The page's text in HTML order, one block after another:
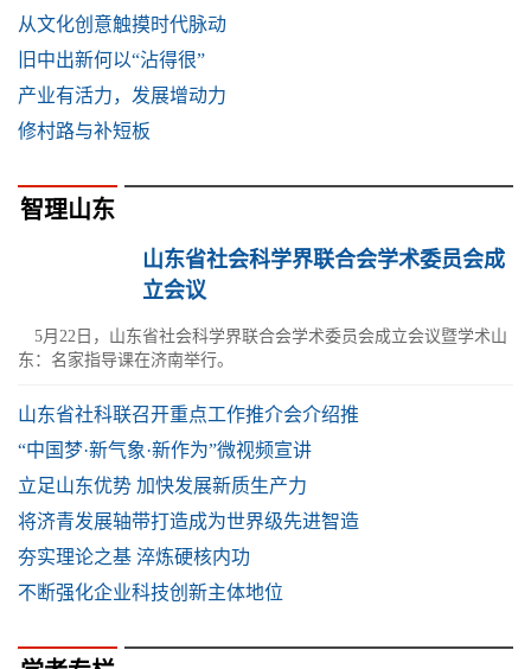
从文化创意触摸时代脉动
旧中出新何以“沾得很”
产业有活力，发展增动力
修村路与补短板
智理山东
山东省社会科学界联合会学术委员会成
立会议
5月22日，山东省社会科学界联合会学术委员会成立会议暨学术山
东：名家指导课在济南举行。
山东省社科联召开重点工作推介会介绍推
“中国梦·新气象·新作为”微视频宣讲
立足山东优势 加快发展新质生产力
将济青发展轴带打造成为世界级先进智造
夯实理论之基 淬炼硬核内功
不断强化企业科技创新主体地位